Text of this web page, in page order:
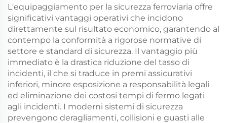
L'equipaggiamento per la sicurezza ferroviaria offre
significativi vantaggi operativi che incidono
direttamente sul risultato economico, garantendo al
contempo la conformità a rigorose normative di
settore e standard di sicurezza. Il vantaggio più
immediato è la drastica riduzione del tasso di
incidenti, il che si traduce in premi assicurativi
inferiori, minore esposizione a responsabilità legali
ed eliminazione dei costosi tempi di fermo legati
agli incidenti. I moderni sistemi di sicurezza
prevengono deragliamenti, collisioni e guasti alle